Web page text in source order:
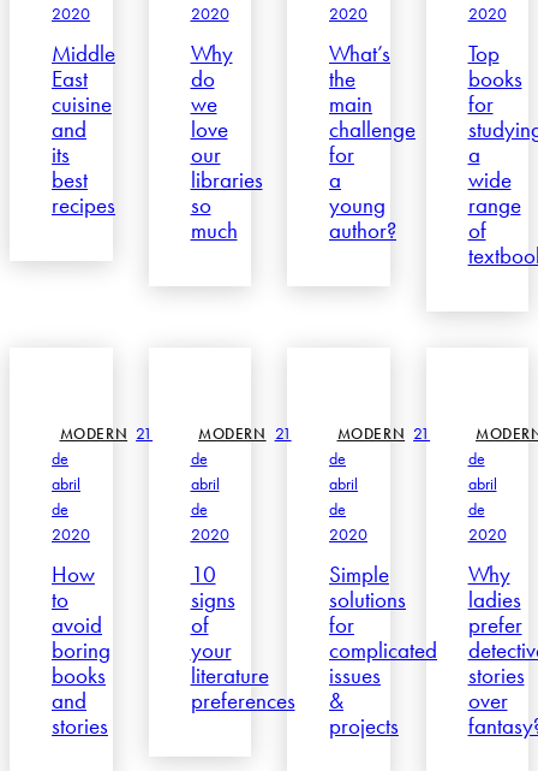
2020
Middle
East
cuisine
and
its
best
recipes
2020
Why
do
we
love
our
libraries
so
much
2020
What’s
the
main
challenge
for
a
young
author?
2020
Top
books
for
a
wide
range
of
MODERN 21
de
abril
de
2020
How
to
avoid
boring
books
and
stories
MODERN 21
de
abril
de
2020
10
signs
of
your
literature
preferences
MODERN 21
de
abril
de
2020
Simple
solutions
for
complicated
issues
&
projects
de
abril
de
2020
Why
ladies
prefer
stories
over